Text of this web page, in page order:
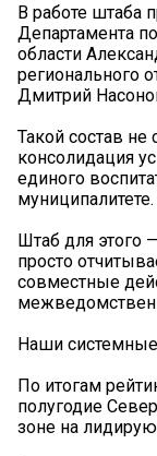
В работе штаба
Департамента
области
регионального
Дмитрий
Такой состав
консолидация
единого
муниципалитете.
Штаб для этого
просто
совместные
Наши
По итогам
полугодие
зоне на